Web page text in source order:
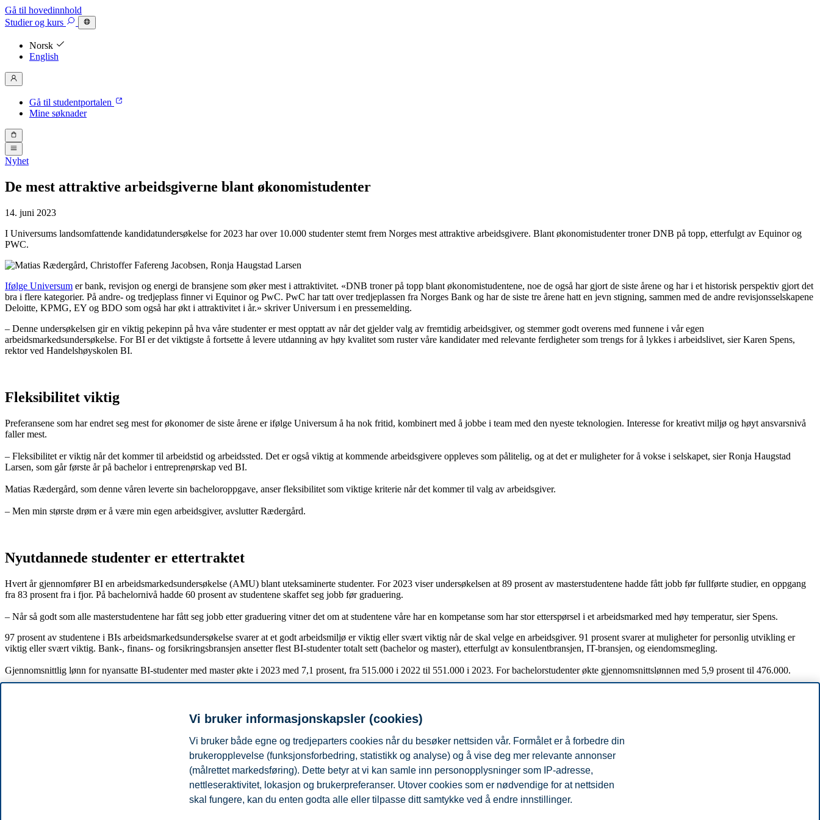
Gå til hovedinnhold
Studierog kurs
Norsk
English
Gå til studentportalen
Mine søknader
Nyhet
De mest attraktive arbeidsgiverne blant økonomistudenter
14. juni 2023
I Universums landsomfattende kandidatundersøkelse for 2023 har over 10.000 studenter stemt frem Norges mest attraktive arbeidsgivere. Blant økonomistudenter troner DNB på topp, etterfulgt av Equinor og
PWC.
Ifølge Universum er bank, revisjon og energi de bransjene som øker mest i attraktivitet. «DNB troner på topp blant økonomistudentene, noe de også har gjort de siste årene og har i et historisk perspektiv gjort det
bra i flere kategorier. På andre- og tredjeplass finner vi Equinor og PwC. PwC har tatt over tredjeplassen fra Norges Bank og har de siste tre årene hatt en jevn stigning, sammen med de andre revisjonsselskapene
Deloitte, KPMG, EY og BDO som også har økt i attraktivitet i år.» skriver Universum i en pressemelding.
– Denne undersøkelsen gir en viktig pekepinn på hva våre studenter er mest opptatt av når det gjelder valg av fremtidig arbeidsgiver, og stemmer godt overens med funnene i vår egen
arbeidsmarkedsundersøkelse. For BI er det viktigste å fortsette å levere utdanning av høy kvalitet som ruster våre kandidater med relevante ferdigheter som trengs for å lykkes i arbeidslivet, sier Karen Spens,
rektor ved Handelshøyskolen BI.
Fleksibilitet viktig
Preferansene som har endret seg mest for økonomer de siste årene er ifølge Universum å ha nok fritid, kombinert med å jobbe i team med den nyeste teknologien. Interesse for kreativt miljø og høyt ansvarsnivå
faller mest.
– Fleksibilitet er viktig når det kommer til arbeidstid og arbeidssted. Det er også viktig at kommende arbeidsgivere oppleves som pålitelig, og at det er muligheter for å vokse i selskapet, sier Ronja Haugstad
Larsen, som går første år på bachelor i entreprenørskap ved BI.
Matias Rædergård, som denne våren leverte sin bacheloroppgave, anser fleksibilitet som viktige kriterie når det kommer til valg av arbeidsgiver.
– Men min største drøm er å være min egen arbeidsgiver, avslutter Rædergård.
Nyutdannede studenter er ettertraktet
Hvert år gjennomfører BI en arbeidsmarkedsundersøkelse (AMU) blant uteksaminerte studenter. For 2023 viser undersøkelsen at 89 prosent av masterstudentene hadde fått jobb før fullførte studier, en oppgang
fra 83 prosent fra i fjor. På bachelornivå hadde 60 prosent av studentene skaffet seg jobb før graduering.
– Når så godt som alle masterstudentene har fått seg jobb etter graduering vitner det om at studentene våre har en kompetanse som har stor etterspørsel i et arbeidsmarked med høy temperatur, sier Spens.
97 prosent av studentene i BIs arbeidsmarkedsundersøkelse svarer at et godt arbeidsmiljø er viktig eller svært viktig når de skal velge en arbeidsgiver. 91 prosent svarer at muligheter for personlig utvikling er
viktig eller svært viktig. Bank-, finans- og forsikringsbransjen ansetter flest BI-studenter totalt sett (bachelor og master), etterfulgt av konsulentbransjen, IT-bransjen, og eiendomsmegling.
Gjennomsnittlig lønn for nyansatte BI-studenter med master økte i 2023 med 7,1 prosent, fra 515.000 i 2022 til 551.000 i 2023. For bachelorstudenter økte gjennomsnittslønnen med 5,9 prosent til 476.000.
Fakta om BIs arbeidsmarkedsundersøkelse
BIs arbeidsmarkedsundersøkelse (AMU) gjennomføres hvert år.
I år ble undersøkelsen sendt til 3880 studenter. 1288 svarte, tilsvarende 37 prosent av mottakere.
Konsulenter, rådgivere, analytikere, markedsførere og revisorer er de vanligste stillingstitlene for nyutdannede studenter (bachelor og master) på BI.
Over 90 prosent av studentene hadde deltidsjobb, sommerjobb eller internship under studietiden.
82 prosent mener lønn er viktig eller svært viktig.
Vi bruker informasjonskapsler (cookies)
Vi bruker både egne og tredjeparters cookies når du besøker nettsiden vår. Formålet er å forbedre din
brukeropplevelse (funksjonsforbedring, statistikk og analyse) og å vise deg mer relevante annonser
(målrettet markedsføring). Dette betyr at vi kan samle inn personopplysninger som IP-adresse,
nettleseraktivitet, lokasjon og brukerpreferanser. Utover cookies som er nødvendige for at nettsiden
skal fungere, kan du enten godta alle eller tilpasse ditt samtykke ved å endre innstillinger.